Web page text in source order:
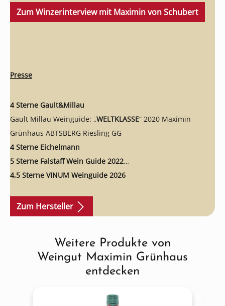
Zum Winzerinterview mit Maximin von Schubert
Presse
4 Sterne Gault&Millau
Gault Millau Weinguide: „WELTKLASSE“ 2020 Maximin
Grünhaus ABTSBERG Riesling GG
4 Sterne Eichelmann
5 Sterne Falstaff Wein Guide 2022
4,5 Sterne VINUM Weinguide 2026
„Spätlese“; 93 Punkte 2020 Maximin Grünhaus HERRENBERG
Spätlese
Wine Advocate by Robert Parker:93+ Punkte 2020 Maximin
Grünhaus ABTSBERG Riesling GG; 93 Punkte 2020 Maximin
Grünhaus HERRENBERG Riesling GG; 92+ Punkte 2020
Zum Hersteller
Produktgalerie überspringen
Weitere Produkte von
Weingut Maximin Grünhaus
entdecken